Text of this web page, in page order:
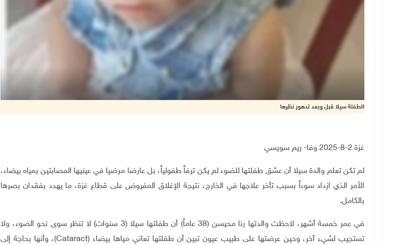
الطفلة سيلا قبل وبعد تدهور نظرها
غزة 2-8-2025 وفا- ريم سويسي
لم تكن تعلم والدة سيلا أن عشق طفلتها للضوء لم يكن ترفاً طفولياً، بل عارضا مرضيا في عينيها المصابتين بمياه بيضاء،
الأمر الذي ازداد سوءاً بسبب تأخر علاجها في الخارج، نتيجة الإغلاق المفروض على قطاع غزة، ما يهدد بفقدان بصرها
بالكامل.
في عمر خمسة أشهر، لاحظت والدتها رنا محيسن (38 عاماً) أن طفلتها سيلا (3 سنوات) لا تنظر سوى نحو الضوء، ولا
تستجيب لشيء آخر، وحين عرضتها على طبيب عيون تبين أن طفلتها تعاني مياها بيضاء (Cataract)، وأنها بحاجة إلى